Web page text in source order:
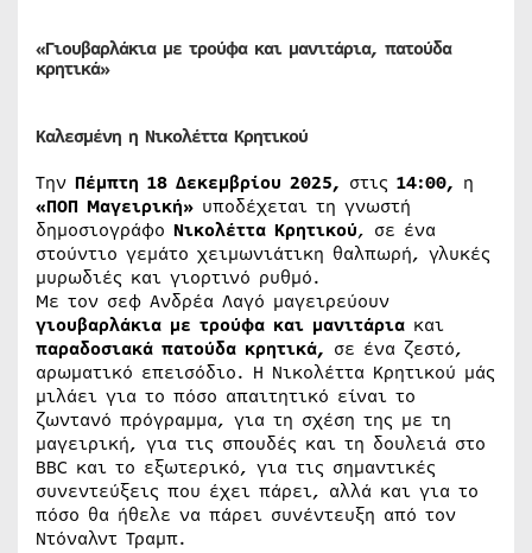
«Γιουβαρλάκια με τρούφα και μανιτάρια, πατούδα
κρητικά»
Καλεσμένη η Νικολέττα Κρητικού
Την Πέμπτη 18 Δεκεμβρίου 2025, στις 14:00, η
«ΠΟΠ Μαγειρική» υποδέχεται τη γνωστή
δημοσιογράφο Νικολέττα Κρητικού, σε ένα
στούντιο γεμάτο χειμωνιάτικη θαλπωρή, γλυκές
μυρωδιές και γιορτινό ρυθμό.
Με τον σεφ Ανδρέα Λαγό μαγειρεύουν
γιουβαρλάκια με τρούφα και μανιτάρια και
παραδοσιακά πατούδα κρητικά, σε ένα ζεστό,
αρωματικό επεισόδιο. Η Νικολέττα Κρητικού μάς
μιλάει για το πόσο απαιτητικό είναι το
ζωντανό πρόγραμμα, για τη σχέση της με τη
μαγειρική, για τις σπουδές και τη δουλειά στο
BBC και το εξωτερικό, για τις σημαντικές
συνεντεύξεις που έχει πάρει, αλλά και για το
πόσο θα ήθελε να πάρει συνέντευξη από τον
Ντόναλντ Τραμπ.